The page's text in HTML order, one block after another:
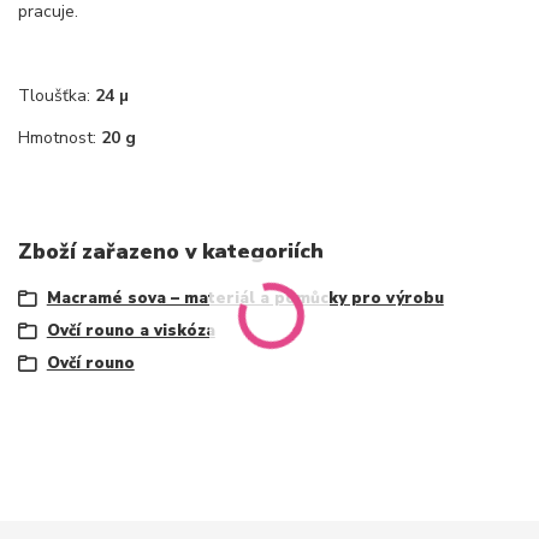
pracuje.
Tloušťka: 24 µ
Hmotnost: 20 g
Zboží zařazeno v kategoriích
Macramé sova – materiál a pomůcky pro výrobu
Ovčí rouno a viskóza
Ovčí rouno